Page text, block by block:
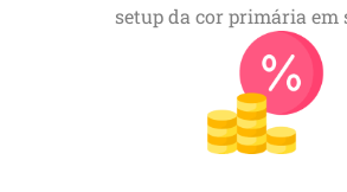
setup da cor primária em